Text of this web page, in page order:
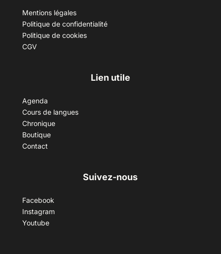
Mentions légales
Politique de confidentialité
Politique de cookies
CGV
Lien utile
Agenda
Cours de langues
Chronique
Boutique
Contact
Suivez-nous
Facebook
Instagram
Youtube